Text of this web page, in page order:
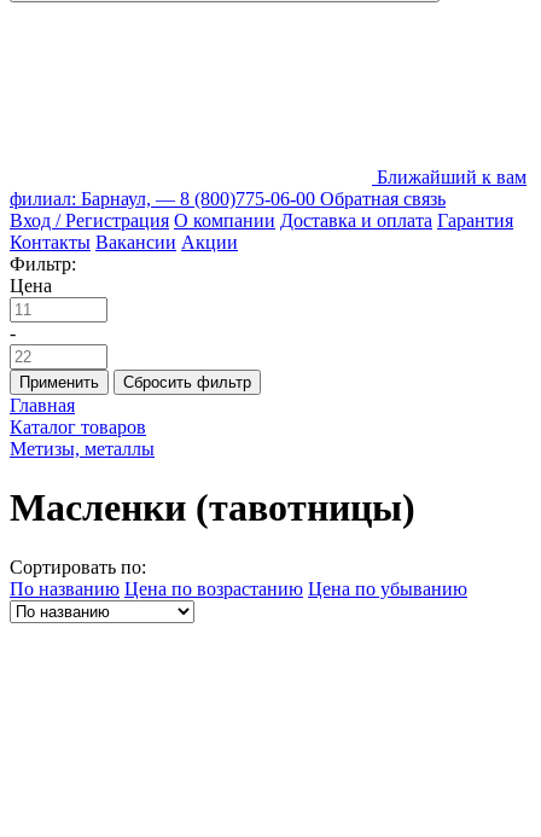
Ближайший к вам
филиал: Барнаул, — 8 (800)775-06-00 Обратная связь
Вход / Регистрация О компании Доставка и оплата Гарантия
Контакты Вакансии Акции
Фильтр:
Цена
-
Применить Сбросить фильтр
Главная
Каталог товаров
Метизы, металлы
Масленки (тавотницы)
Сортировать по:
По названию Цена по возрастанию Цена по убыванию